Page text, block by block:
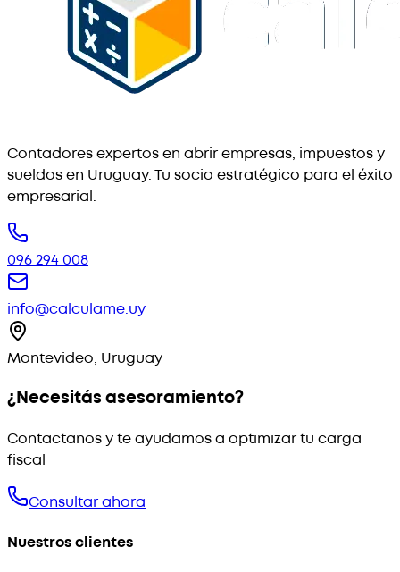
Contadores expertos en abrir empresas, impuestos y
sueldos en Uruguay. Tu socio estratégico para el éxito
empresarial.
096 294 008
info@calculame.uy
Montevideo, Uruguay
¿Necesitás asesoramiento?
Contactanos y te ayudamos a optimizar tu carga
fiscal
Consultar ahora
Nuestros clientes